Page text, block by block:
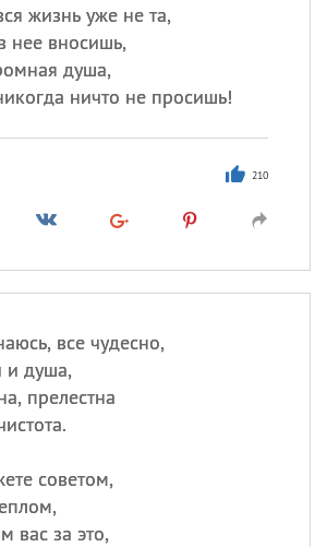
жизнь уже не та,
нее вносишь,
душа,
ничто не просишь!
210
все чудесно,
и душа,
прелестна
советом,
вас за это,
ИМЕНА
Сегодня празднуют именины
происхождение